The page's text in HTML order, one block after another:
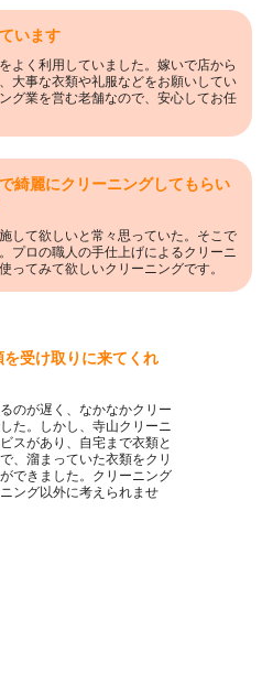
います
よく利用していました。嫁いで店から
大事な衣類や礼服などをお願いしてい
グ業を営む老舗なので、安心してお任
綺麗にクリーニングしてもらい
して欲しいと常々思っていた。そこで
プロの職人の手仕上げによるクリーニ
ってみて欲しいクリーニングです。
受け取りに来てくれ
のが遅く、なかなかクリー
た。しかし、寺山クリーニ
スがあり、自宅まで衣類と
、溜まっていた衣類をクリ
できました。クリーニング
ング以外に考えられませ